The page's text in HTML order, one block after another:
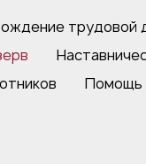
трудовой
Помощь